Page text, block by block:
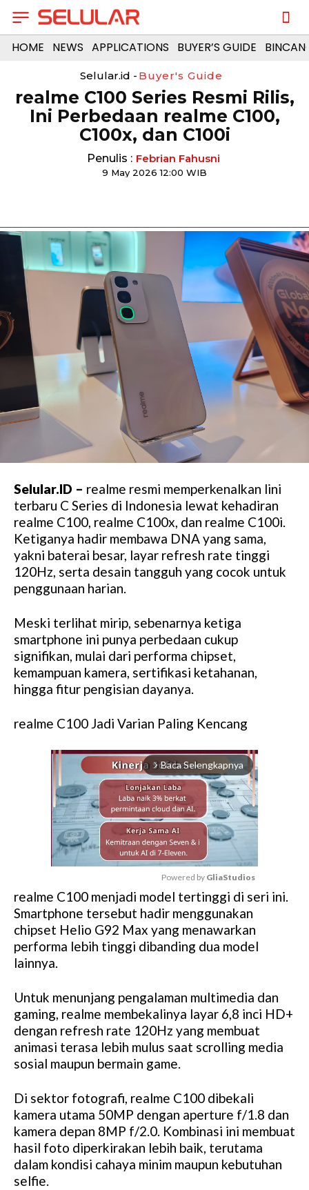
HOME NEWS APPLICATIONS BUYER’S GUIDE
Selular.id - Buyer's Guide
realme C100 Series Resmi Rilis,
Ini Perbedaan realme C100,
C100x, dan C100i
Penulis : Febrian Fahusni
9 May 2026 12:00 WIB
Selular.ID – realme resmi memperkenalkan lini
terbaru C Series di Indonesia lewat kehadiran
realme C100, realme C100x, dan realme C100i.
Ketiganya hadir membawa DNA yang sama,
yakni baterai besar, layar refresh rate tinggi
120Hz, serta desain tangguh yang cocok untuk
penggunaan harian.
Meski terlihat mirip, sebenarnya ketiga
smartphone ini punya perbedaan cukup
signifikan, mulai dari performa chipset,
kemampuan kamera, sertifikasi ketahanan,
hingga fitur pengisian dayanya.
realme C100 Jadi Varian Paling Kencang
arrow_forward_ios Baca Selengkapnya
M
u
t
e
Powered by GliaStudios
realme C100 menjadi model tertinggi di seri ini.
Smartphone tersebut hadir menggunakan
chipset Helio G92 Max yang menawarkan
performa lebih tinggi dibanding dua model
lainnya.
Untuk menunjang pengalaman multimedia dan
gaming, realme membekalinya layar 6,8 inci HD+
dengan refresh rate 120Hz yang membuat
animasi terasa lebih mulus saat scrolling media
sosial maupun bermain game.
Di sektor fotografi, realme C100 dibekali
kamera utama 50MP dengan aperture f/1.8 dan
kamera depan 8MP f/2.0. Kombinasi ini membuat
hasil foto diperkirakan lebih baik, terutama
dalam kondisi cahaya minim maupun kebutuhan
selfie.